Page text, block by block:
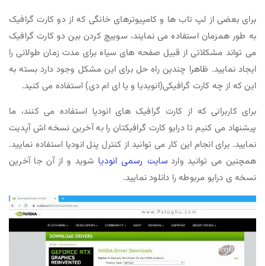
برای بعضی از لپ تاب ها و کامپیوترهای خانگی که از دو کارت گرافیک
به طور همزمان استفاده می نمایند، سوییچ کردن بین دو کارت گرافیک
می تواند مشکلاتی از قبیل صفحه های سیاه برای مدت زمان طولانی را
ایجاد نمایید. ظاهرا چندین راه حل برای این مشکل وجود دارد بسته به
این که از چه کارت گرافیکی(انویدیا و یا ای ام دی) استفاده می کنید.
برای کاربرانی که از کارت گرافیک های انودیا استفاده می کنند، ما
پیشنهاد می کنیم تا درایو کارت گرافیکتان را به آخرین نسخه اش آپدیت
نمایید. برای انجام این کار می توانید از کنترل پنل انودیا استفاده نمایید.
همچنین می توانید واردسایت رسمی انودیا شوید و از آن جا آخرین
نسخه ی درایو مربوطه را دانلود نمایید.